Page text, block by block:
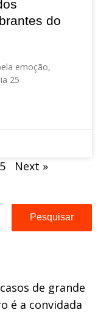
do
emoção,
25
5 Next »
Pesquisar
de grande
é a convidada